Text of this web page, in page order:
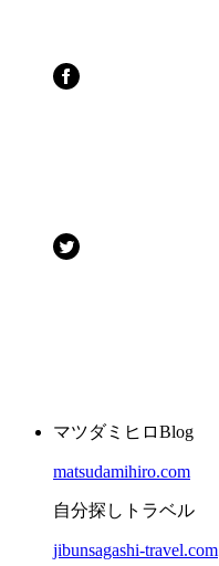
マツダミヒロBlog
matsudamihiro.com
自分探しトラベル
jibunsagashi-travel.com